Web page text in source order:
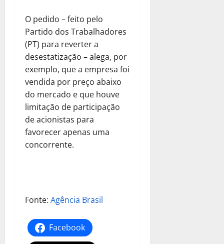
O pedido – feito pelo
Partido dos Trabalhadores
(PT) para reverter a
desestatização – alega, por
exemplo, que a empresa foi
vendida por preço abaixo
do mercado e que houve
limitação de participação
de acionistas para
favorecer apenas uma
concorrente.
Fonte: Agência Brasil
Facebook